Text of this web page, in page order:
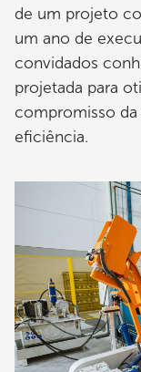
de um projeto
um ano de
convidados
projetada para
compromisso
eficiência.